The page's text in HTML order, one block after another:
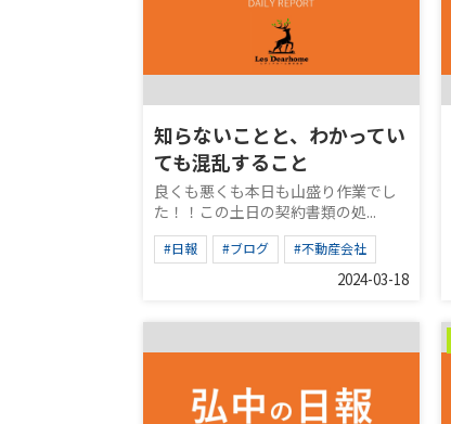
知らないことと、わかってい
ても混乱すること
良くも悪くも本日も山盛り作業でし
た！！この土日の契約書類の処...
#日報 #ブログ #不動産会社
2024-03-18